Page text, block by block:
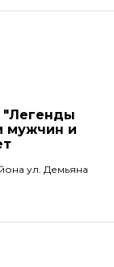
"Легенды
мужчин и
ул. Демьяна